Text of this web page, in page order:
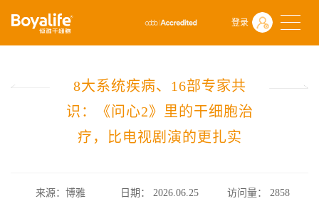
登录
首页 什么是干细胞
前沿动态
8大系统疾病、16部专家共识：《问心2》里的干细胞治疗，比电视剧
8大系统疾病、16部专家共
识：《问心2》里的干细胞治
疗，比电视剧演的更扎实
来源：博雅 日期： 2026.06.25 访问量：2858